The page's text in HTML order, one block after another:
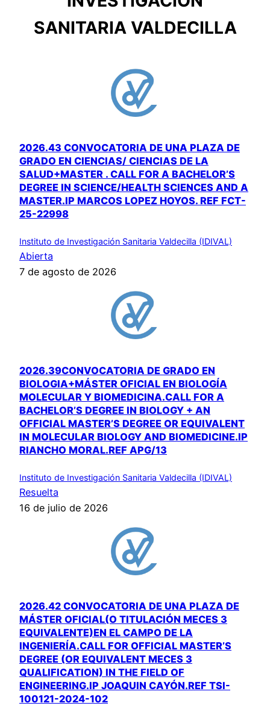
SANITARIA VALDECILLA
2026.43 CONVOCATORIA DE UNA PLAZA DE
GRADO EN CIENCIAS/ CIENCIAS DE LA
SALUD+MASTER . CALL FOR A BACHELOR’S
DEGREE IN SCIENCE/HEALTH SCIENCES AND A
MASTER.IP MARCOS LOPEZ HOYOS. REF FCT-
25-22998
Instituto de Investigación Sanitaria Valdecilla (IDIVAL)
Abierta
7 de agosto de 2026
2026.39CONVOCATORIA DE GRADO EN
BIOLOGIA+MÁSTER OFICIAL EN BIOLOGÍA
MOLECULAR Y BIOMEDICINA.CALL FOR A
BACHELOR’S DEGREE IN BIOLOGY + AN
OFFICIAL MASTER’S DEGREE OR EQUIVALENT
IN MOLECULAR BIOLOGY AND BIOMEDICINE.IP
RIANCHO MORAL.REF APG/13
Instituto de Investigación Sanitaria Valdecilla (IDIVAL)
Resuelta
16 de julio de 2026
2026.42 CONVOCATORIA DE UNA PLAZA DE
MÁSTER OFICIAL(O TITULACIÓN MECES 3
EQUIVALENTE)EN EL CAMPO DE LA
INGENIERÍA.CALL FOR OFFICIAL MASTER’S
DEGREE (OR EQUIVALENT MECES 3
QUALIFICATION) IN THE FIELD OF
ENGINEERING.IP JOAQUIN CAYÓN.REF TSI-
100121-2024-102